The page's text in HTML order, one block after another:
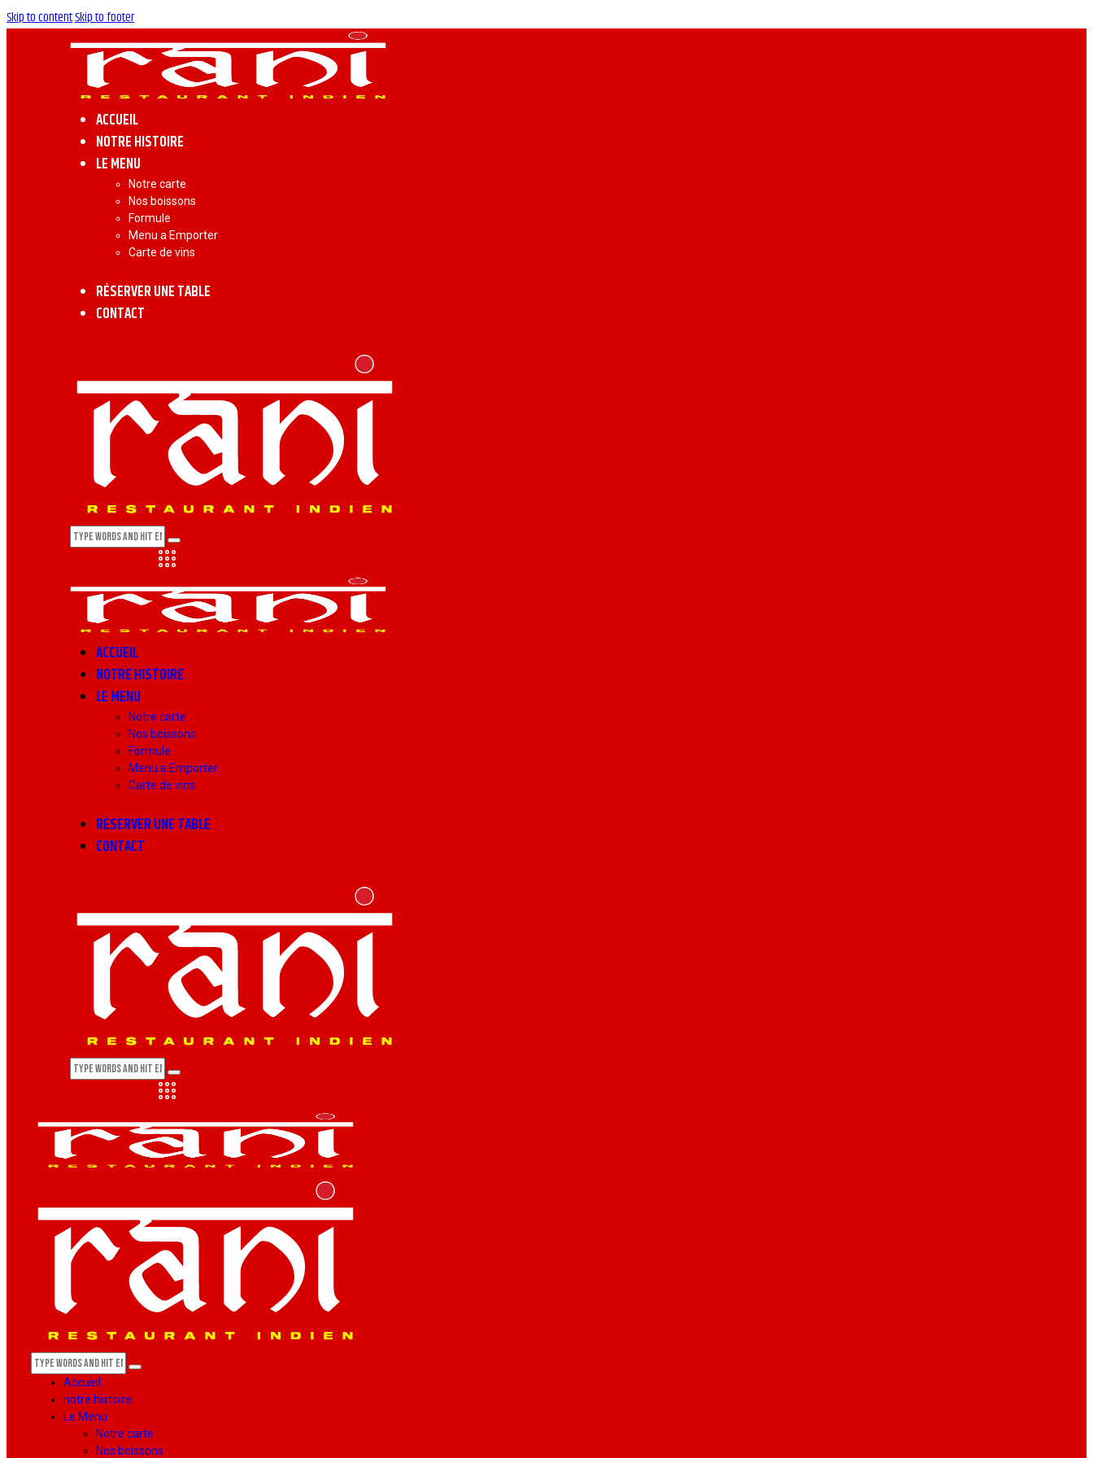
Skip to contentSkip to footer
ACCUEIL
NOTRE HISTOIRE
LE MENU
Notre carte
Nos boissons
Formule
Menu a Emporter
Carte de vins
RÉSERVER UNE TABLE
CONTACT
ACCUEIL
NOTRE HISTOIRE
LE MENU
Notre carte
Nos boissons
Formule
Menu a Emporter
Carte de vins
RÉSERVER UNE TABLE
CONTACT
Accueil
notre histoire
Le Menu
Notre carte
Nos boissons